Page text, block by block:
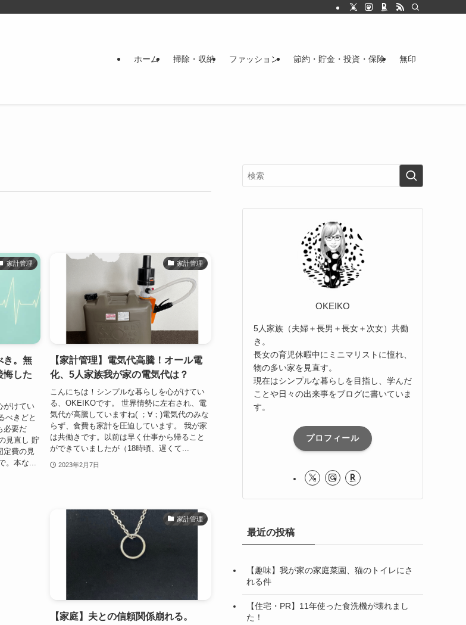
ホーム 掃除・収納 ファッション 節約・貯金・投資・保険 無印
家計管理
き。無
悔した
がけてい
べきどと
必要だ
見直し 貯
定費の見
。本な...
家計管理
【家計管理】電気代高騰！オール電
化、5人家族我が家の電気代は？
こんにちは！シンプルな暮らしを心がけてい
る、OKEIKOです。 世界情勢に左右され、電
気代が高騰していますね( ；∀；)電気代のみな
らず、食費も家計を圧迫しています。 我が家
は共働きです。以前は早く仕事から帰ること
ができていましたが（18時頃、遅くて...
2023年2月7日
家計管理
【家庭】夫との信頼関係崩れる。
OKEIKO
5人家族（夫婦＋長男＋長女＋次女）共働
き。
長女の育児休暇中にミニマリストに憧れ、
物の多い家を見直す。
現在はシンプルな暮らしを目指し、学んだ
ことや日々の出来事をブログに書いていま
す。
プロフィール
最近の投稿
【趣味】我が家の家庭菜園、猫のトイレにさ
れる件
【住宅・PR】11年使った食洗機が壊れまし
た！